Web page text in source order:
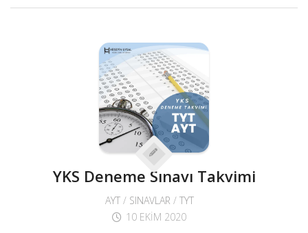
YKS Deneme Sınavı Takvimi
AYT/ SINAVLAR / TYT
10 EKIM 2020